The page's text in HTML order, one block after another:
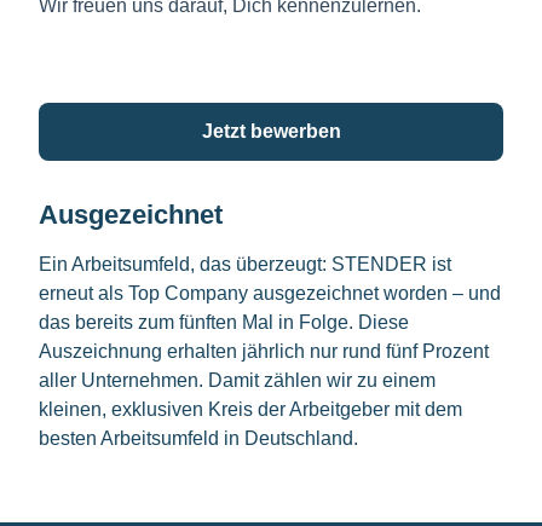
Wir freuen uns darauf, Dich kennenzulernen.
Jetzt bewerben
Ausgezeichnet
Ein Arbeitsumfeld, das überzeugt: STENDER ist
erneut als Top Company ausgezeichnet worden – und
das bereits zum fünften Mal in Folge. Diese
Auszeichnung erhalten jährlich nur rund fünf Prozent
aller Unternehmen. Damit zählen wir zu einem
kleinen, exklusiven Kreis der Arbeitgeber mit dem
besten Arbeitsumfeld in Deutschland.